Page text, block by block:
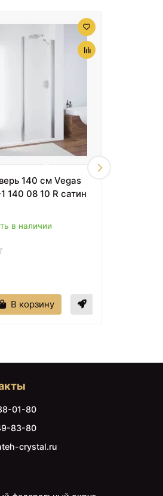
140 см Vegas
140 08 10 R сатин
в наличии
В корзину
01-80
83-80
crystal.ru